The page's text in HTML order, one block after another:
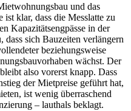
und das
klar, dass die Messlatte zu
Kapazitätsengpässe in der
sich Bauzeiten verlängern
beziehungsweise
wächst. Der
also vorerst knapp. Dass
der Mietpreise geführt hat,
ist wenig überraschend
– lauthals beklagt.